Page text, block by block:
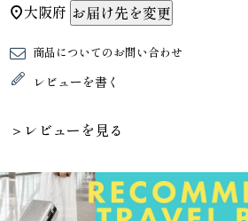
大阪府 お届け先を変更
商品についてのお問い合わせ
レビューを書く
＞レビューを見る